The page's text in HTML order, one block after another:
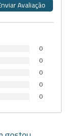
0
0
0
0
0